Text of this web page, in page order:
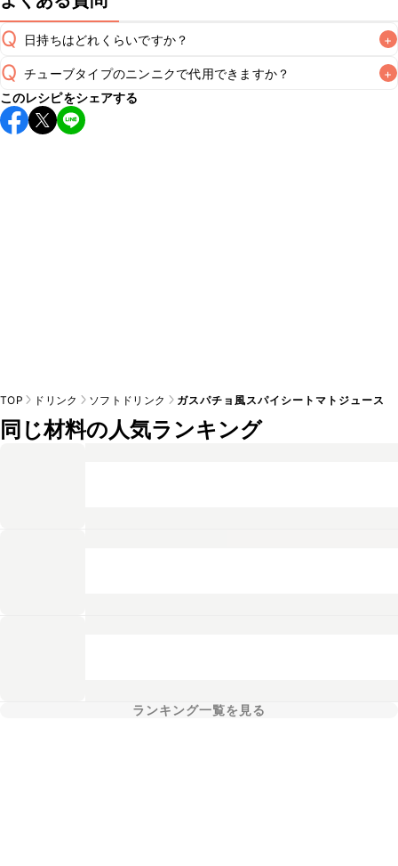
Q 日持ちはどれくらいですか？ +
A
こちらのレシピは出来たてをお召し上がりいただくことをお
すすめします。
※日持ちは目安です。
Q チューブタイプのニンニクで代用できますか？ +
A
チューブタイプのニンニクを使用してもお作りいただけま
す。小さじ1/2を目安に加え、お好みの風味になるようご調節
このレシピをシェアする
TOP ドリンク ソフトドリンク ガスパチョ風スパイシートマトジュース
同じ材料の人気ランキング
ランキング一覧を見る